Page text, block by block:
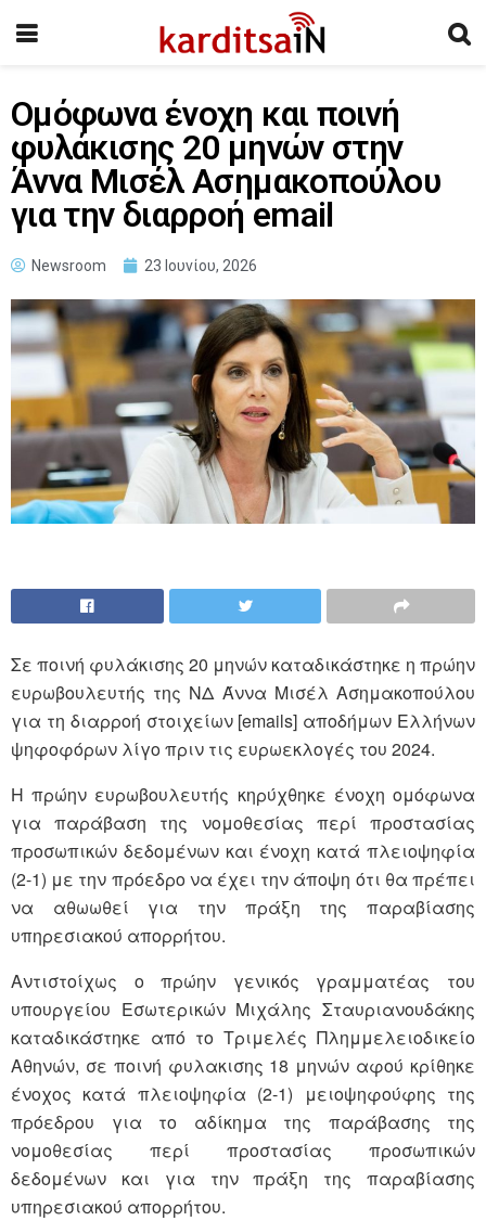
Ομόφωνα ένοχη και ποινή
φυλάκισης 20 μηνών στην
Άννα Μισέλ Ασημακοπούλου
για την διαρροή email
Newsroom 23 Ιουνίου, 2026
Σε ποινή φυλάκισης 20 μηνών καταδικάστηκε η πρώην
ευρωβουλευτής της ΝΔ Άννα Μισέλ Ασημακοπούλου
για τη διαρροή στοιχείων [emails] αποδήμων Ελλήνων
ψηφοφόρων λίγο πριν τις ευρωεκλογές του 2024.
Η πρώην ευρωβουλευτής κηρύχθηκε ένοχη ομόφωνα
για παράβαση της νομοθεσίας περί προστασίας
προσωπικών δεδομένων και ένοχη κατά πλειοψηφία
(2-1) με την πρόεδρο να έχει την άποψη ότι θα πρέπει
να αθωωθεί για την πράξη της παραβίασης
υπηρεσιακού απορρήτου.
Αντιστοίχως ο πρώην γενικός γραμματέας του
υπουργείου Εσωτερικών Μιχάλης Σταυριανουδάκης
καταδικάστηκε από το Τριμελές Πλημμελειοδικείο
Αθηνών, σε ποινή φυλακισης 18 μηνών αφού κρίθηκε
ένοχος κατά πλειοψηφία (2-1) μειοψηφούφης της
πρόεδρου για το αδίκημα της παράβασης της
νομοθεσίας περί προστασίας προσωπικών
δεδομένων και για την πράξη της παραβίασης
υπηρεσιακού απορρήτου.